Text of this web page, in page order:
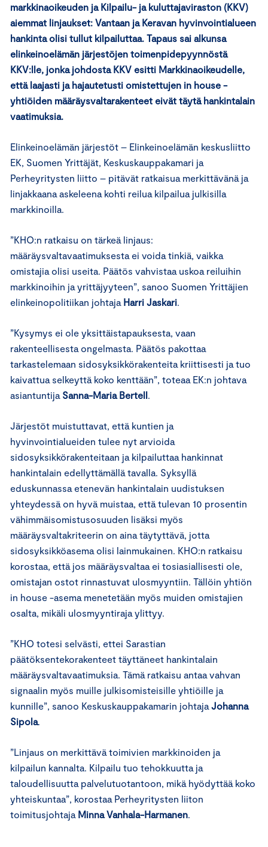
markkinaoikeuden ja Kilpailu- ja kuluttajaviraston (KKV)
aiemmat linjaukset: Vantaan ja Keravan hyvinvointialueen
hankinta olisi tullut kilpailuttaa. Tapaus sai alkunsa
elinkeinoelämän järjestöjen toimenpidepyynnöstä
KKV:lle, jonka johdosta KKV esitti Markkinaoikeudelle,
että laajasti ja hajautetusti omistettujen in house -
yhtiöiden määräysvaltarakenteet eivät täytä hankintalain
vaatimuksia.
Elinkeinoelämän järjestöt – Elinkeinoelämän keskusliitto
EK, Suomen Yrittäjät, Keskuskauppakamari ja
Perheyritysten liitto – pitävät ratkaisua merkittävänä ja
linjakkaana askeleena kohti reilua kilpailua julkisilla
markkinoilla.
”KHO:n ratkaisu on tärkeä linjaus:
määräysvaltavaatimuksesta ei voida tinkiä, vaikka
omistajia olisi useita. Päätös vahvistaa uskoa reiluihin
markkinoihin ja yrittäjyyteen”, sanoo Suomen Yrittäjien
elinkeinopolitiikan johtaja Harri Jaskari.
”Kysymys ei ole yksittäistapauksesta, vaan
rakenteellisesta ongelmasta. Päätös pakottaa
tarkastelemaan sidosyksikkörakenteita kriittisesti ja tuo
kaivattua selkeyttä koko kenttään”, toteaa EK:n johtava
asiantuntija Sanna-Maria Bertell.
Järjestöt muistuttavat, että kuntien ja
hyvinvointialueiden tulee nyt arvioida
sidosyksikkörakenteitaan ja kilpailuttaa hankinnat
hankintalain edellyttämällä tavalla. Syksyllä
eduskunnassa etenevän hankintalain uudistuksen
yhteydessä on hyvä muistaa, että tulevan 10 prosentin
vähimmäisomistusosuuden lisäksi myös
määräysvaltakriteerin on aina täytyttävä, jotta
sidosyksikköasema olisi lainmukainen. KHO:n ratkaisu
korostaa, että jos määräysvaltaa ei tosiasiallisesti ole,
omistajan ostot rinnastuvat ulosmyyntiin. Tällöin yhtiön
in house -asema menetetään myös muiden omistajien
osalta, mikäli ulosmyyntiraja ylittyy.
”KHO totesi selvästi, ettei Sarastian
päätöksentekorakenteet täyttäneet hankintalain
määräysvaltavaatimuksia. Tämä ratkaisu antaa vahvan
signaalin myös muille julkisomisteisille yhtiöille ja
kunnille”, sanoo Keskuskauppakamarin johtaja Johanna
Sipola.
”Linjaus on merkittävä toimivien markkinoiden ja
kilpailun kannalta. Kilpailu tuo tehokkuutta ja
taloudellisuutta palvelutuotantoon, mikä hyödyttää koko
yhteiskuntaa”, korostaa Perheyritysten liiton
toimitusjohtaja Minna Vanhala-Harmanen.